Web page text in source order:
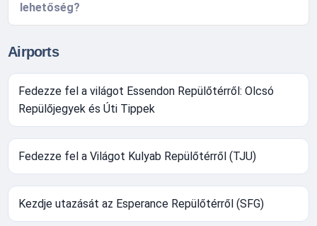
lehetőség?
Airports
Fedezze fel a világot Essendon Repülőtérről: Olcsó
Repülőjegyek és Úti Tippek
Fedezze fel a Világot Kulyab Repülőtérről (TJU)
Kezdje utazását az Esperance Repülőtérről (SFG)